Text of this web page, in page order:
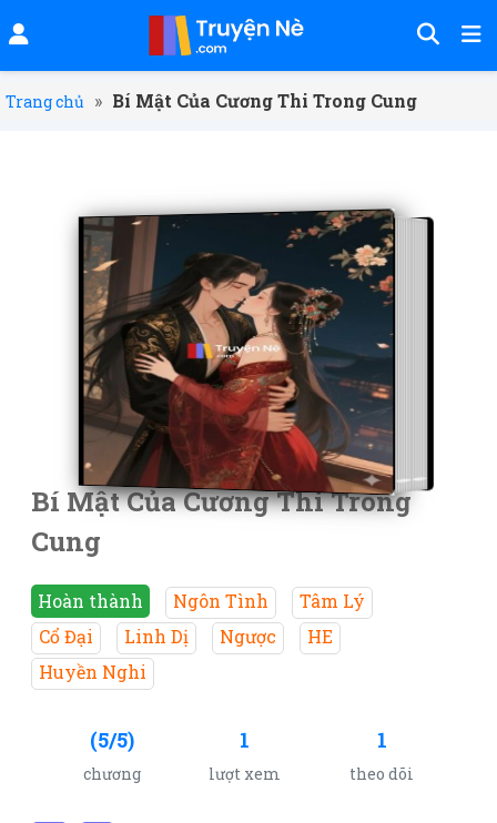
Trang chủ » Bí Mật Của Cương Thi Trong Cung
Bí Mật Của Cương Thi Trong
Cung
Hoàn thành Ngôn Tình
Tâm Lý
Cổ Đại
Linh Dị Ngược
HE
Huyền Nghi
(5/5)
chương
1
lượt xem
1
theo dõi